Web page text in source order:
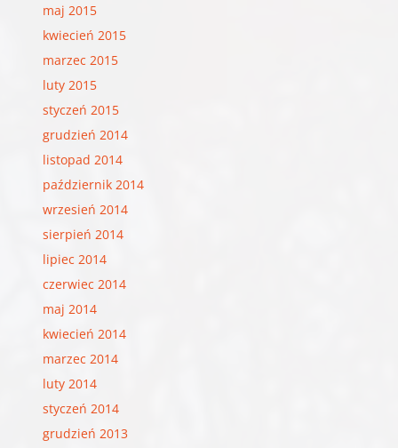
maj 2015
kwiecień 2015
marzec 2015
luty 2015
styczeń 2015
grudzień 2014
listopad 2014
październik 2014
wrzesień 2014
sierpień 2014
lipiec 2014
czerwiec 2014
maj 2014
kwiecień 2014
marzec 2014
luty 2014
styczeń 2014
grudzień 2013